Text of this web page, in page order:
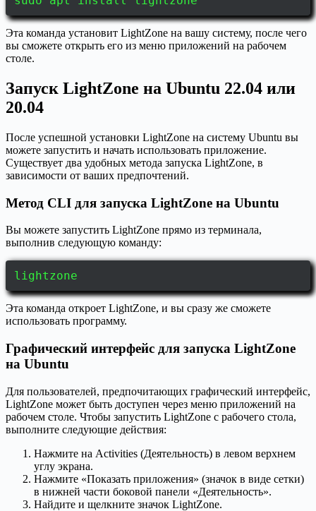
Эта команда установит LightZone на вашу систему, после чего
вы сможете открыть его из меню приложений на рабочем
столе.
Запуск LightZone на Ubuntu 22.04 или
20.04
После успешной установки LightZone на систему Ubuntu вы
можете запустить и начать использовать приложение.
Существует два удобных метода запуска LightZone, в
зависимости от ваших предпочтений.
Метод CLI для запуска LightZone на Ubuntu
Вы можете запустить LightZone прямо из терминала,
выполнив следующую команду:
lightzone
Эта команда откроет LightZone, и вы сразу же сможете
использовать программу.
Графический интерфейс для запуска LightZone
на Ubuntu
Для пользователей, предпочитающих графический интерфейс,
LightZone может быть доступен через меню приложений на
рабочем столе. Чтобы запустить LightZone с рабочего стола,
выполните следующие действия:
Нажмите на Activities (Деятельность) в левом верхнем
углу экрана.
Нажмите «Показать приложения» (значок в виде сетки)
в нижней части боковой панели «Деятельность».
Найдите и щелкните значок LightZone.